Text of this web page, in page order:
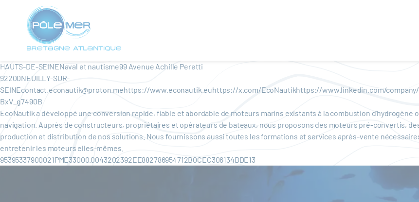
Panneau de gestion des cookies
contenu
HAUTS-DE-SEINENaval et nautisme99 Avenue Achille Peretti
92200NEUILLY-SUR-
SEINEcontact.econautik@proton.mehttps://www.econautik.euhttps://x.com/EcoNautikhttps://www.linkedin.com/
BxV_g7490B
EcoNautik a développé une conversion rapide, fiable et abordable de moteurs marins existants à la combustion
navigation. Auprès de constructeurs, propriétaires et opérateurs de bateaux, nous proposons des moteurs pré-convertis,
production et distribution de nos solutions. Nous fournissons aussi toutes les formations et services après-vente
entretenir les moteurs elles-mêmes.
95395337900021PME33000.0043202392EE882786954712B0CEC306134BDE13